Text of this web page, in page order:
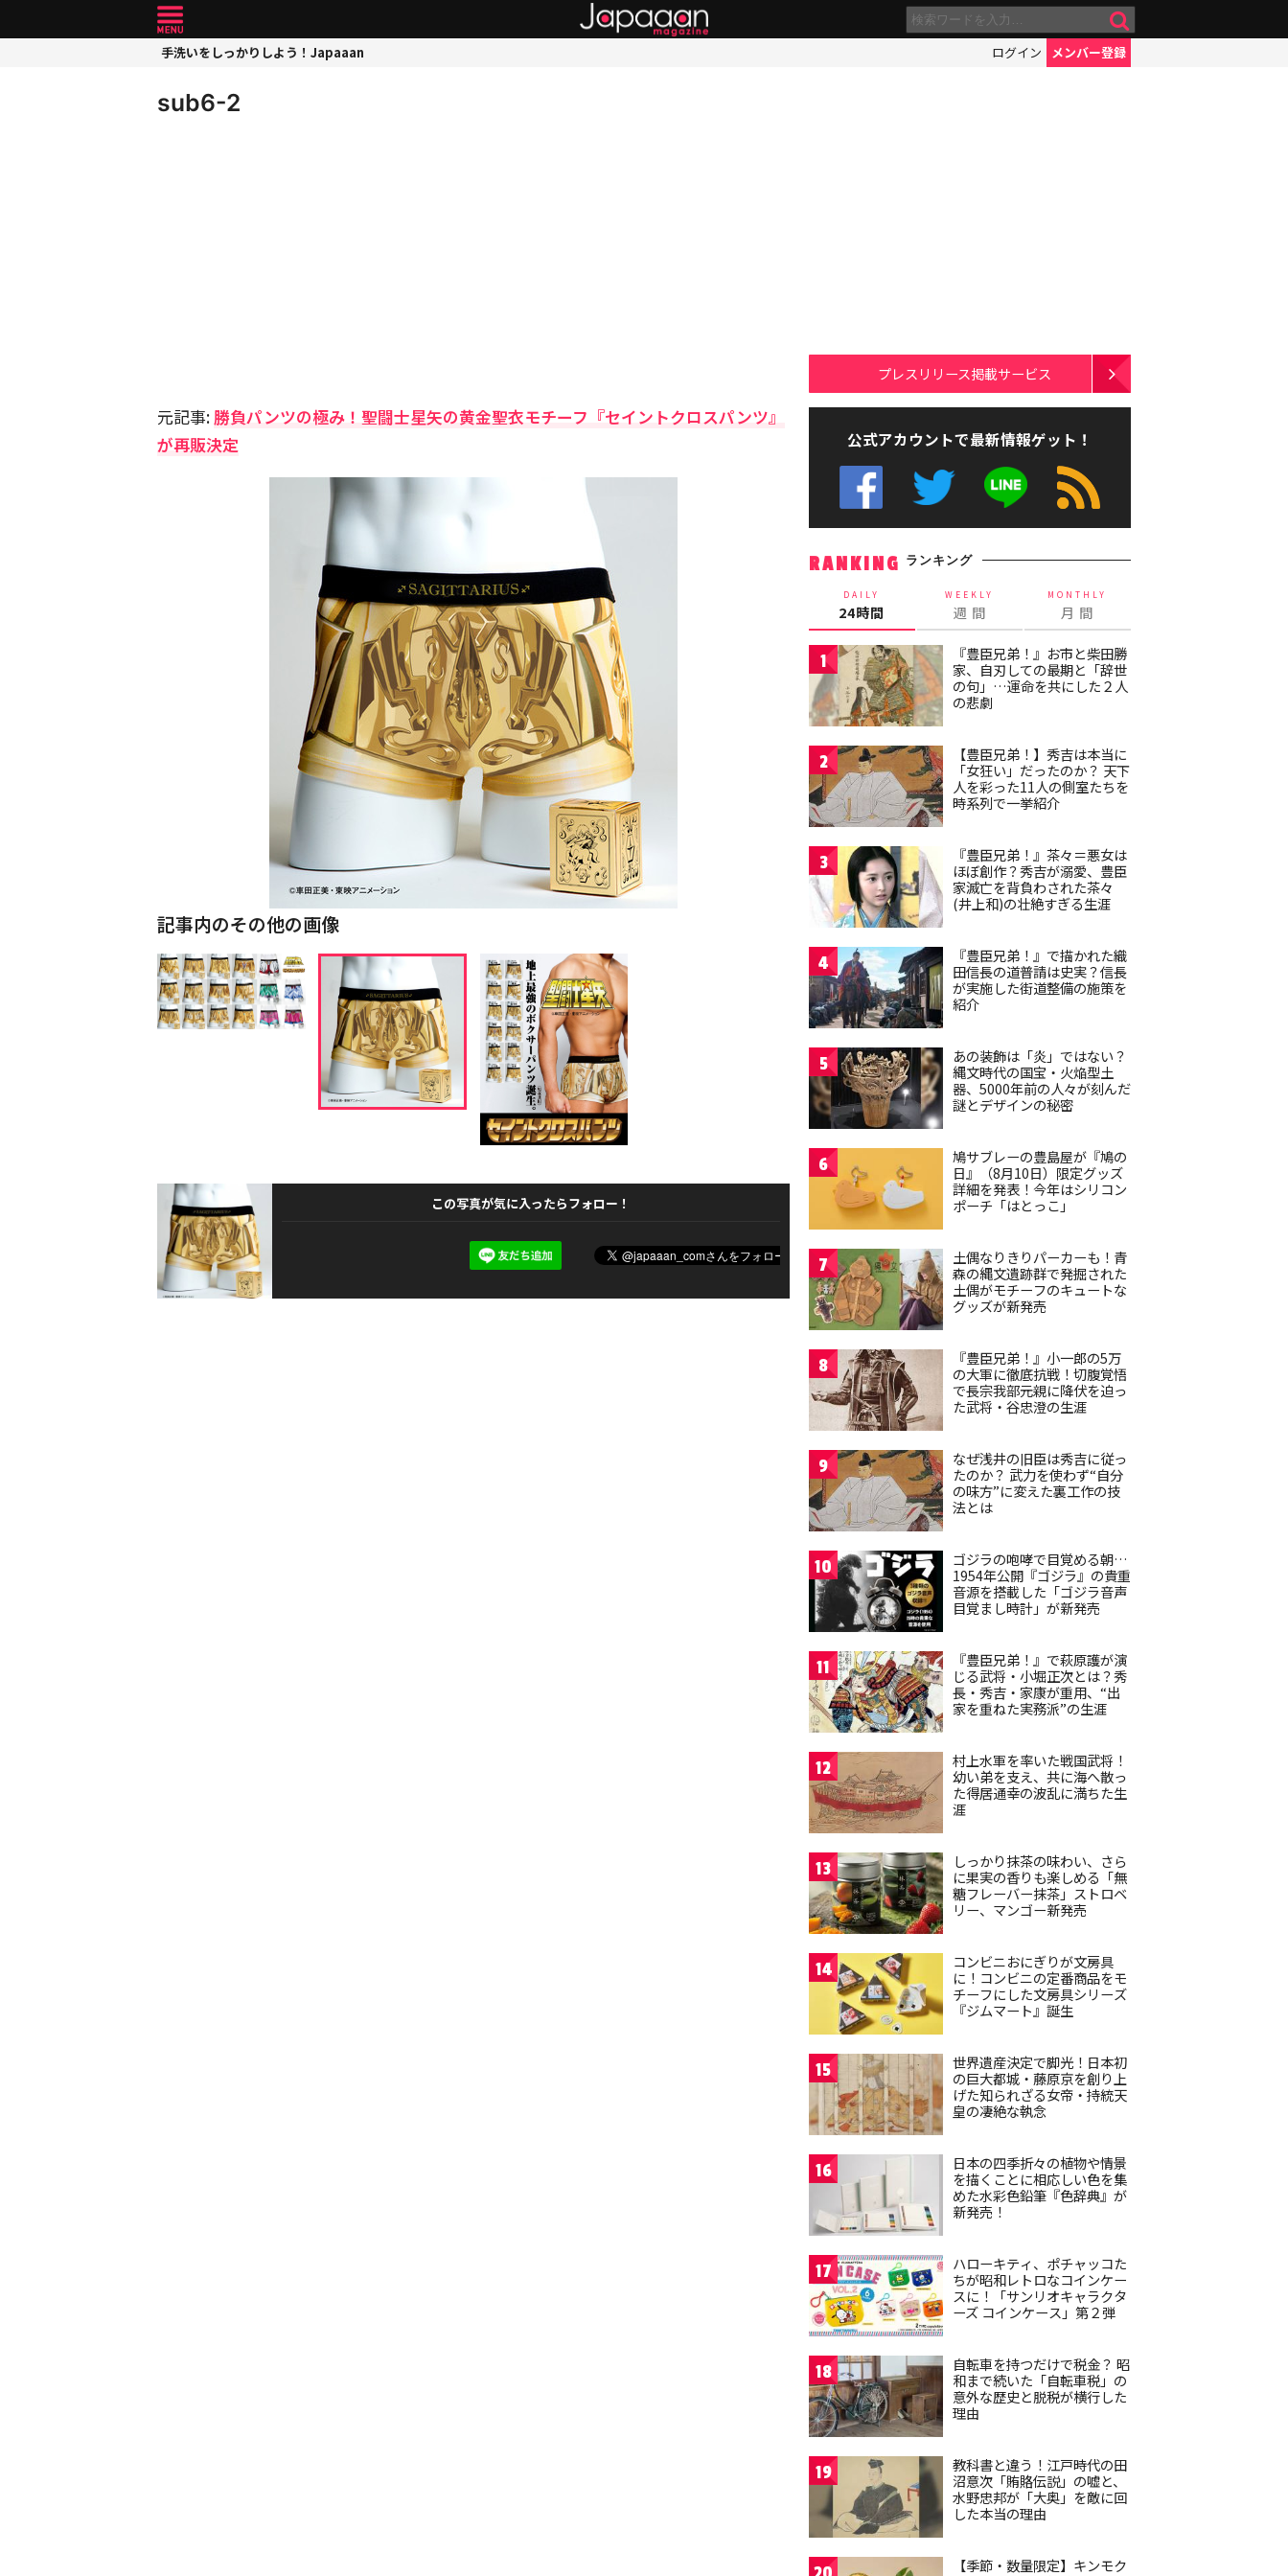
手洗いをしっかりしよう！Japaaan ログイン メンバー登録
sub6-2
元記事:勝負パンツの極み！聖闘士星矢の黄金聖衣モチーフ『セイントクロスパンツ』
が再販決定
記事内のその他の画像
この写真が気に入ったらフォロー！
プレスリリース掲載サービス
公式アカウントで最新情報ゲット！
RANKING ランキング
DAILY
24時間
WEEKLY
週 間
MONTHLY
月 間
1
『豊臣兄弟！』お市と柴田勝
家、自刃しての最期と「辞世
の句」…運命を共にした２人
の悲劇
2
【豊臣兄弟！】秀吉は本当に
「女狂い」だったのか？ 天下
人を彩った11人の側室たちを
時系列で一挙紹介
3
『豊臣兄弟！』茶々＝悪女は
ほぼ創作？秀吉が溺愛、豊臣
家滅亡を背負わされた茶々
(井上和)の壮絶すぎる生涯
4
『豊臣兄弟！』で描かれた織
田信長の道普請は史実？信長
が実施した街道整備の施策を
紹介
5
あの装飾は「炎」ではない？
縄文時代の国宝・火焔型土
器、5000年前の人々が刻んだ
謎とデザインの秘密
6
鳩サブレーの豊島屋が『鳩の
日』（8月10日）限定グッズ
詳細を発表！今年はシリコン
ポーチ「はとっこ」
7
土偶なりきりパーカーも！青
森の縄文遺跡群で発掘された
土偶がモチーフのキュートな
グッズが新発売
8
『豊臣兄弟！』小一郎の5万
の大軍に徹底抗戦！切腹覚悟
で長宗我部元親に降伏を迫っ
た武将・谷忠澄の生涯
9
なぜ浅井の旧臣は秀吉に従っ
たのか？ 武力を使わず“自分
の味方”に変えた裏工作の技
法とは
10
ゴジラの咆哮で目覚める朝…
1954年公開『ゴジラ』の貴重
音源を搭載した「ゴジラ音声
目覚まし時計」が新発売
11
『豊臣兄弟！』で萩原護が演
じる武将・小堀正次とは？秀
長・秀吉・家康が重用、“出
家を重ねた実務派”の生涯
12
村上水軍を率いた戦国武将！
幼い弟を支え、共に海へ散っ
た得居通幸の波乱に満ちた生
涯
13
しっかり抹茶の味わい、さら
に果実の香りも楽しめる「無
糖フレーバー抹茶」ストロベ
リー、マンゴー新発売
14
コンビニおにぎりが文房具
に！コンビニの定番商品をモ
チーフにした文房具シリーズ
『ジムマート』誕生
15
世界遺産決定で脚光！日本初
の巨大都城・藤原京を創り上
げた知られざる女帝・持統天
皇の凄絶な執念
16
日本の四季折々の植物や情景
を描くことに相応しい色を集
めた水彩色鉛筆『色辞典』が
新発売！
17
ハローキティ、ポチャッコた
ちが昭和レトロなコインケー
スに！「サンリオキャラクタ
ーズ コインケース」第２弾
18
自転車を持つだけで税金？ 昭
和まで続いた「自転車税」の
意外な歴史と脱税が横行した
理由
19
教科書と違う！江戸時代の田
沼意次「賄賂伝説」の嘘と、
水野忠邦が「大奥」を敵に回
した本当の理由
【季節・数量限定】キンモク